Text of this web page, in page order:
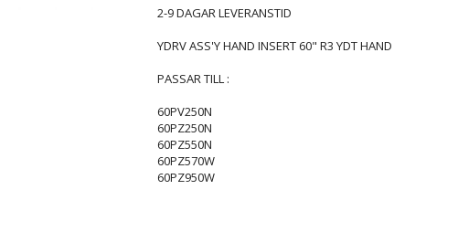
2-9 DAGAR LEVERANSTID
YDRV ASS'Y HAND INSERT 60" R3 YDT HAND
PASSAR TILL :
60PV250N
60PZ250N
60PZ550N
60PZ570W
60PZ950W